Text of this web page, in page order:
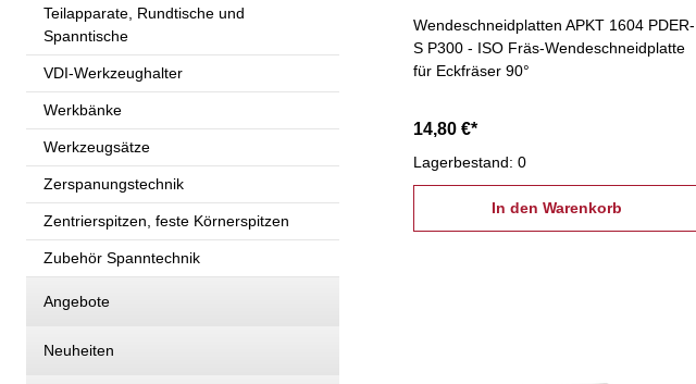
Teilapparate, Rundtische und
Spanntische
VDI-Werkzeughalter
Werkbänke
Werkzeugsätze
Zerspanungstechnik
Zentrierspitzen, feste Körnerspitzen
Zubehör Spanntechnik
Angebote
Neuheiten
Wendeschneidplatten APKT 1604 PDER-
S P300 - ISO Fräs-Wendeschneidplatte
für Eckfräser 90°
14,80 €*
Lagerbestand: 0
In den Warenkorb